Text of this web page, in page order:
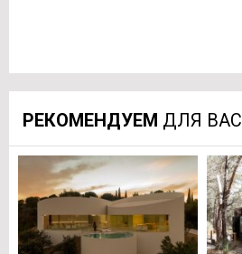
РЕКОМЕНДУЕМ ДЛЯ ВАС